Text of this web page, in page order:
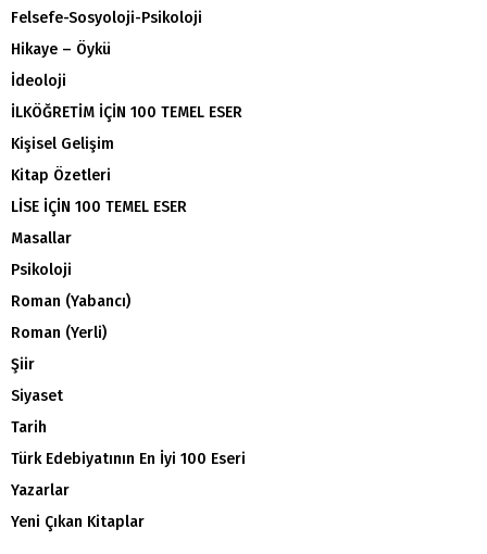
Felsefe-Sosyoloji-Psikoloji
Hikaye – Öykü
İdeoloji
İLKÖĞRETİM İÇİN 100 TEMEL ESER
Kişisel Gelişim
Kitap Özetleri
LİSE İÇİN 100 TEMEL ESER
Masallar
Psikoloji
Roman (Yabancı)
Roman (Yerli)
Şiir
Siyaset
Tarih
Türk Edebiyatının En İyi 100 Eseri
Yazarlar
Yeni Çıkan Kitaplar